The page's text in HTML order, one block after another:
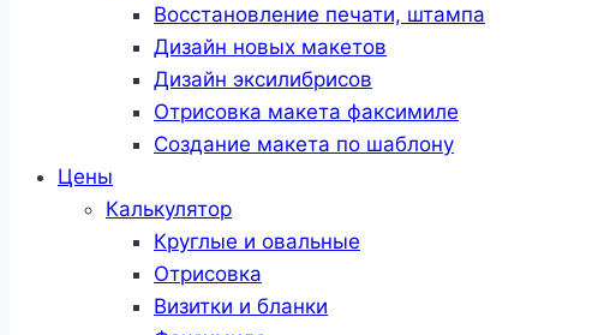
Восстановление печати, штампа
Дизайн новых макетов
Дизайн эксилибрисов
Отрисовка макета факсимиле
Создание макета по шаблону
Цены
Калькулятор
Круглые и овальные
Отрисовка
Визитки и бланки